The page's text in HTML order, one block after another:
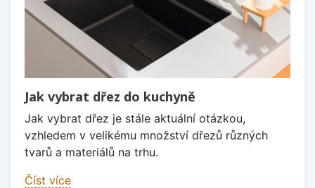
Jak vybrat dřez do kuchyně
Jak vybrat dřez je stále aktuální otázkou,
vzhledem v velikému množství dřezů různých
tvarů a materiálů na trhu.
Číst více